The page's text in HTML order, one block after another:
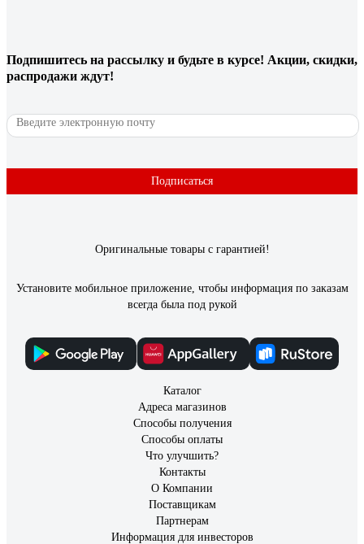
Подпишитесь на рассылку и будьте в курсе! Акции, скидки,
распродажи ждут!
Подписаться
Оригинальные товары с гарантией!
Установите мобильное приложение, чтобы информация по заказам
всегда была под рукой
Каталог
Адреса магазинов
Способы получения
Способы оплаты
Что улучшить?
Контакты
О Компании
Поставщикам
Партнерам
Информация для инвесторов